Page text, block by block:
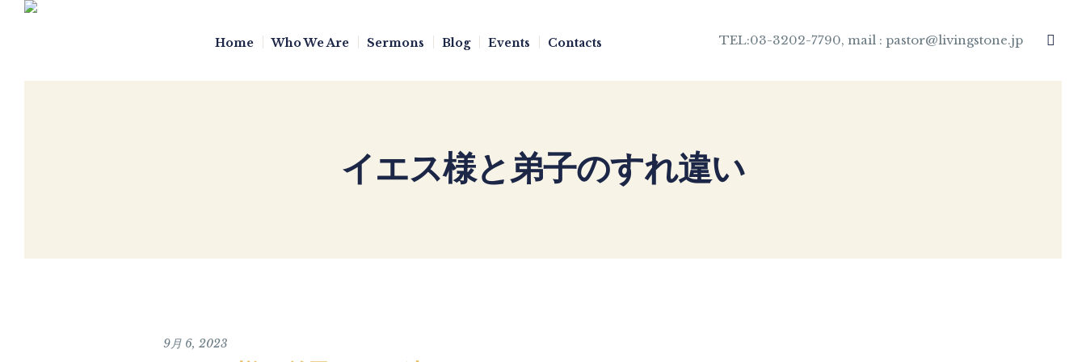
TEL:03-3202-7790, mail : pastor@livingstone.jp
Home Who We Are Sermons Blog Events Contacts
イエス様と弟子のすれ違い
9月 6, 2023